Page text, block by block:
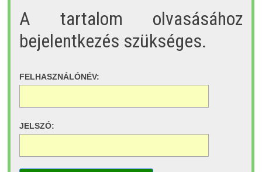
A tartalom olvasásához
bejelentkezés szükséges.
FELHASZNÁLÓNÉV:
JELSZÓ: